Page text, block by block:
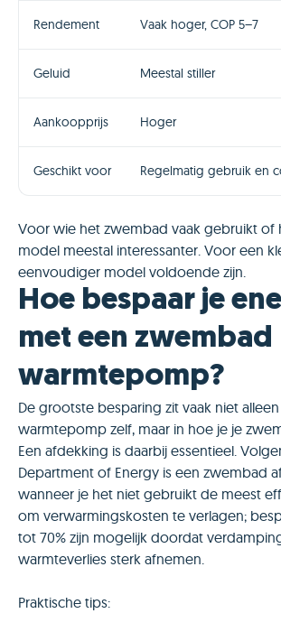
Rendement Vaak hoger, COP 5–7
Geluid Meestal stiller
Aankoopprijs Hoger
Geschikt voor Regelmatig gebruik en
Voor wie het zwembad vaak gebruikt of
model meestal interessanter. Voor een
eenvoudiger model voldoende zijn.
Hoe bespaar je
met een zwembad
warmtepomp?
De grootste besparing zit vaak niet
warmtepomp zelf, maar in hoe je je
Een afdekking is daarbij essentieel.
Department of Energy is een zwembad
wanneer je het niet gebruikt de meest
om verwarmingskosten te verlagen;
tot 70% zijn mogelijk doordat
warmteverlies sterk afnemen.
Praktische tips: